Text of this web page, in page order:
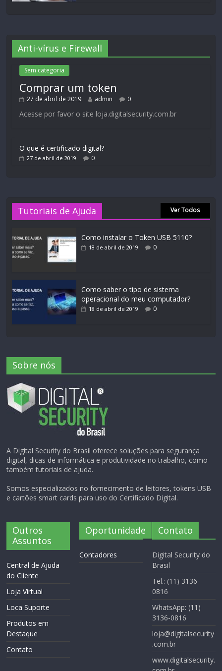
Anti-vírus e Firewall
Sem categoria
Comprar um token
27 de abril de 2019 admin 0
Acesse por favor o site loja.digitalsecurity.com.br
O que é certificado digital?
27 de abril de 2019 0
Tutoriais de Ajuda Ver Todos
Como instalar o Token USB 5110?
18 de abril de 2019 0
Como saber o tipo de sistema
operacional do meu computador?
18 de abril de 2019 0
Sobre nós
A Digital Security do Brasil oferece soluções para segurança
digital, dicas de informática e produtividade no trabalho, como
também tutoriais de ajuda.
Somos especializados no fornecimento de leitores, tokens USB
e cartões smart cards para uso do Certificado Digital.
Outros
Assuntos
Central de Ajuda
do Cliente
Loja Virtual
Loca Suporte
Produtos em
Destaque
Contato
Oportunidade
Contadores
Contato
Digital Security do
Brasil
Tel.: (11) 3136-
0816
WhatsApp: (11)
3136-0816
loja@digitalsecurity
.com.br
www.digitalsecurity.